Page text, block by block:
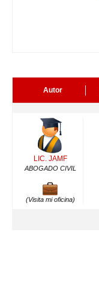
Autor
LIC. JAMF
ABOGADO CIVIL
(Visita mi oficina)